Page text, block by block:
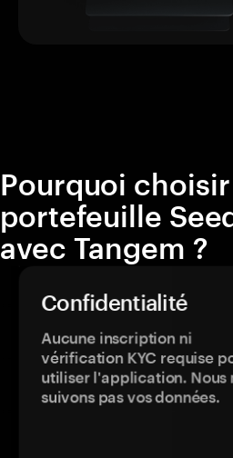
Pourquoi
portefeuille
avec Tangem ?
Confidentialité
Aucune inscription ni
vérification KYC requise
utiliser l'application. Nous
suivons pas vos données.